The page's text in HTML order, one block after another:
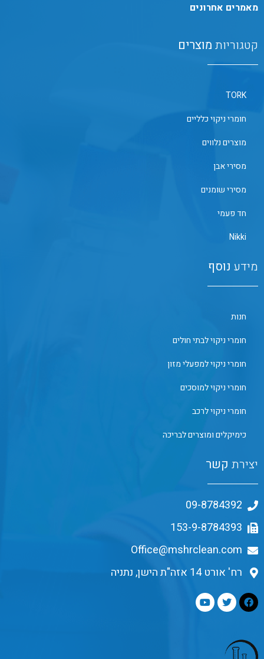
מאמרים אחרונים
קטגוריות מוצרים
TORK
חומרי ניקוי כלליים
מוצרים נלווים
מסירי אבן
מסירי שומנים
חד פעמי
Nikki
מידע נוסף
חנות
חומרי ניקוי לבתי חולים
חומרי ניקוי למפעלי מזון
חומרי ניקוי למוסכים
חומרי ניקוי לרכב
כימיקלים ומוצרים לבריכה
יצירת קשר
09-8784392
153-9-8784393
Office@mshrclean.com
רח' אורט 14 אזה"ת הישן, נתניה